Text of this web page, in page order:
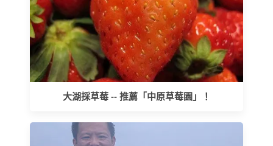
大湖採草莓 -- 推薦「中原草莓園」！